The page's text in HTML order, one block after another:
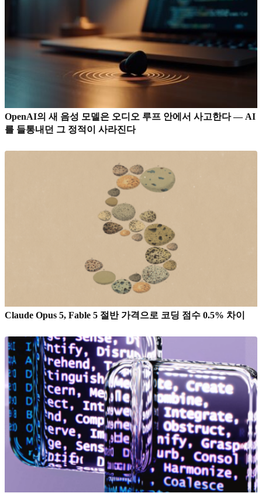
OpenAI의 새 음성 모델은 오디오 루프 안에서 사고한다 — AI
를 들통내던 그 정적이 사라진다
Claude Opus 5, Fable 5 절반 가격으로 코딩 점수 0.5% 차이